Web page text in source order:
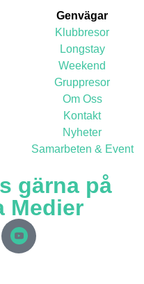
Genvägar
Klubbresor
Longstay
Weekend
Gruppresor
Om Oss
Kontakt
Nyheter
Samarbeten & Event
gärna på
Medier